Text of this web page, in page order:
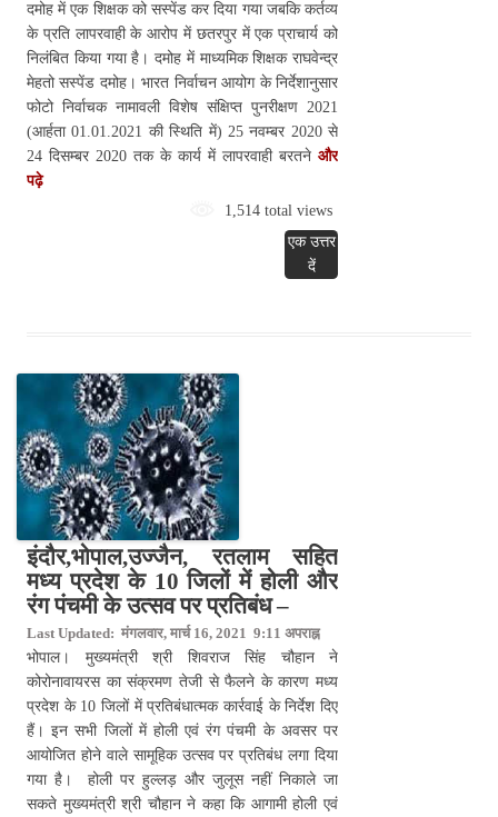
दमोह में एक शिक्षक को सस्पेंड कर दिया गया जबकि कर्तव्य
के प्रति लापरवाही के आरोप में छतरपुर में एक प्राचार्य को
निलंबित किया गया है। दमोह में माध्यमिक शिक्षक राघवेन्द्र
मेहतो सस्पेंड दमोह। भारत निर्वाचन आयोग के निर्देशानुसार
फोटो निर्वाचक नामावली विशेष संक्षिप्त पुनरीक्षण 2021
(आर्हता 01.01.2021 की स्थिति में) 25 नवम्बर 2020 से
24 दिसम्बर 2020 तक के कार्य में लापरवाही बरतने और
पढ़े
1,514 total views
एक उत्तर
दें
इंदौर,भोपाल,उज्जैन, रतलाम सहित
मध्य प्रदेश के 10 जिलों में होली और
रंग पंचमी के उत्सव पर प्रतिबंध –
Last Updated: मंगलवार, मार्च 16, 2021 9:11 अपराह्न
भोपाल। मुख्यमंत्री श्री शिवराज सिंह चौहान ने
कोरोनावायरस का संक्रमण तेजी से फैलने के कारण मध्य
प्रदेश के 10 जिलों में प्रतिबंधात्मक कार्रवाई के निर्देश दिए
हैं। इन सभी जिलों में होली एवं रंग पंचमी के अवसर पर
आयोजित होने वाले सामूहिक उत्सव पर प्रतिबंध लगा दिया
गया है। होली पर हुल्लड़ और जुलूस नहीं निकाले जा
सकते मुख्यमंत्री श्री चौहान ने कहा कि आगामी होली एवं